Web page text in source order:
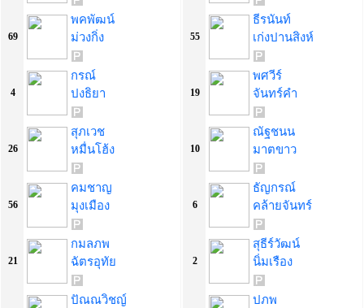
69
พคพัฒน์
ม่วงกิ่ง
4
กรณ์
ปงธิยา
26
สุภเวช
หมื่นโฮ้ง
56
คมชาญ
มุงเมือง
21
กมลภพ
ฉัตรอุทัย
ปัณณวิชญ์
55
ธีรนันท์
เก่งปานสิงห์
19
พศวีร์
จันทร์คำ
10
ณัฐชนน
มาตขาว
6
ธัญกรณ์
คล้ายจันทร์
2
สุธีร์วัฒน์
นิ่มเรือง
ปภพ